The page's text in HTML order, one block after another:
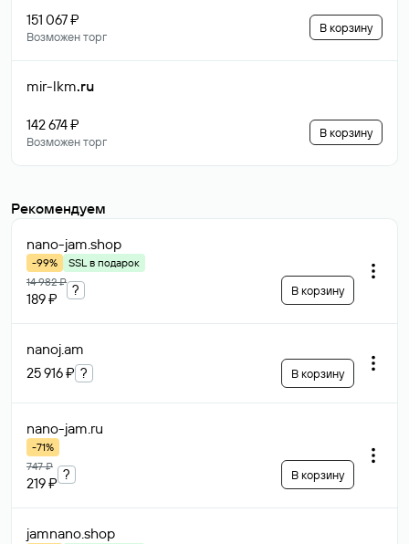
151 067 ₽
Возможен торг
В корзину
mir-lkm.ru
142 674 ₽
Возможен торг
В корзину
Рекомендуем
nano-jam.shop
-99%
SSL в подарок
14 982 ₽
189 ₽
? В корзину
nanoj.am
25 916 ₽ ? В корзину
nano-jam.ru
-71%
747 ₽
219 ₽
? В корзину
jamnano.shop